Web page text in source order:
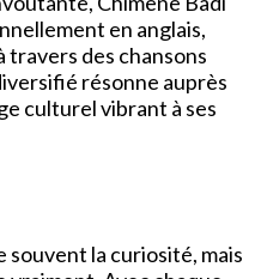
en anglais,
des chansons
résonne auprès
culturel vibrant à ses
souvent la curiosité, mais